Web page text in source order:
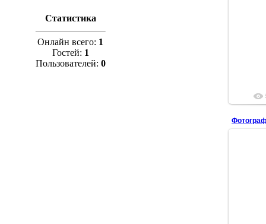
Статистика
Онлайн всего: 1
Гостей: 1
Пользователей: 0